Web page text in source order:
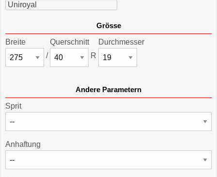
Uniroyal
Grösse
Breite
/
Querschnitt
R
Durchmesser
Andere Parametern
Sprit
Anhaftung